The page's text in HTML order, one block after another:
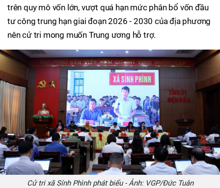
trên quy mô vốn lớn, vượt quá hạn mức phân bổ vốn đầu
tư công trung hạn giai đoạn 2026 - 2030 của địa phương
nên cử tri mong muốn Trung ương hỗ trợ.
Cử tri xã Sính Phình phát biểu - Ảnh: VGP/Đức Tuân